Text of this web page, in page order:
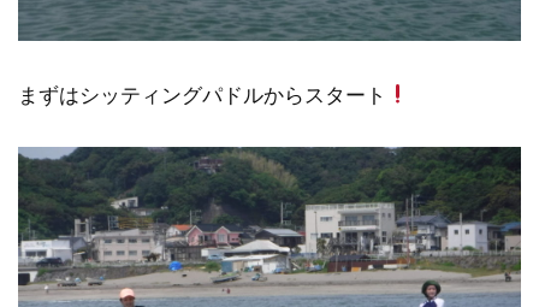
まずはシッティングパドルからスタート